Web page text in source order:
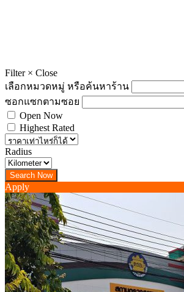
Filter × Close
เลือกหมวดหมู่ หรือค้นหาร้าน
ซอกแซกตามซอย
Open Now
Highest Rated
Radius
Apply